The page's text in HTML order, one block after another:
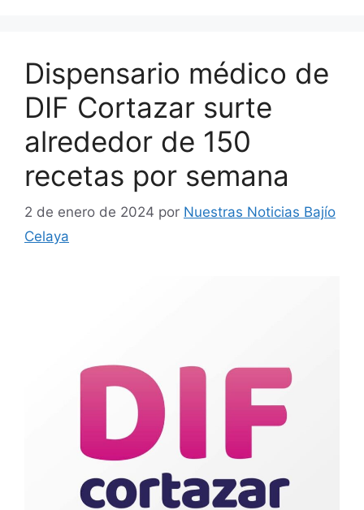
Dispensario médico de
DIF Cortazar surte
alrededor de 150
recetas por semana
2 de enero de 2024 por Nuestras Noticias Bajío
Celaya